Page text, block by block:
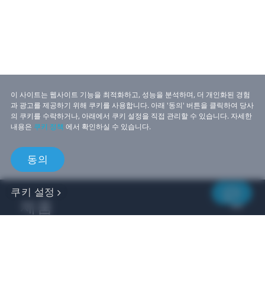
이 사이트는 웹사이트 기능을 최적화하고, 성능을 분석하며, 더 개인화된 경험
과 광고를 제공하기 위해 쿠키를 사용합니다. 아래 '동의' 버튼을 클릭하여 당사
의 쿠키를 수락하거나, 아래에서 쿠키 설정을 직접 관리할 수 있습니다. 자세한
내용은 쿠키 정책 에서 확인하실 수 있습니다.
동의
쿠키 설정
제품